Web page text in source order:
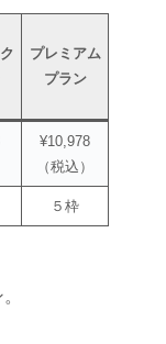
プレミアム
プラン
¥10,978
（税込）
５枠